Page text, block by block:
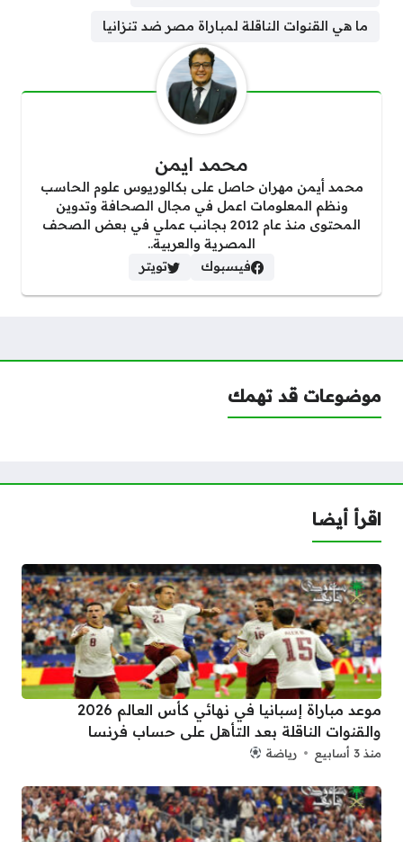
ما هي القنوات الناقلة لمباراة مصر ضد تنزانيا
محمد ايمن
محمد أيمن مهران حاصل على بكالوريوس علوم الحاسب
ونظم المعلومات اعمل في مجال الصحافة وتدوين
المحتوى منذ عام 2012 بجانب عملي في بعض الصحف
المصرية والعربية..
فيسبوك
تويتر
موضوعات قد تهمك
اقرأ أيضا
موعد مباراة إسبانيا في نهائي كأس العالم 2026
والقنوات الناقلة بعد التأهل على حساب فرنسا
منذ 3 أسابيع رياضة